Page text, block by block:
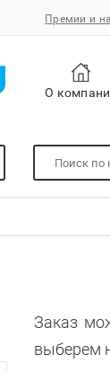
Премии и
О
Заказ
выберем